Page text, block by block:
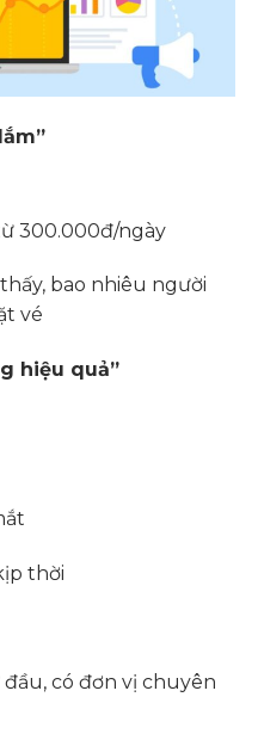
300.000đ/ngày
bao nhiêu người
vé
hiệu quả”
thời
có đơn vị chuyên